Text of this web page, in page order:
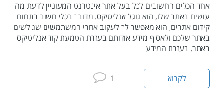
אחד הכלים החשובים לכל בעל אתר אינטרנט המעוניין לדעת מה
עושים באתר שלו, הוא גוגל אנליטיקס. מדובר בכלי חשוב בתחום
קידום אתרים, הוא מאפשר לך לעקוב אחרי המשתמשים שגולשים
באתר שלכם ולאסוף מידע אודותם בעזרת הטמעת קוד אנליטיקס
באתר. בעזרת המידע
לקרוא 1